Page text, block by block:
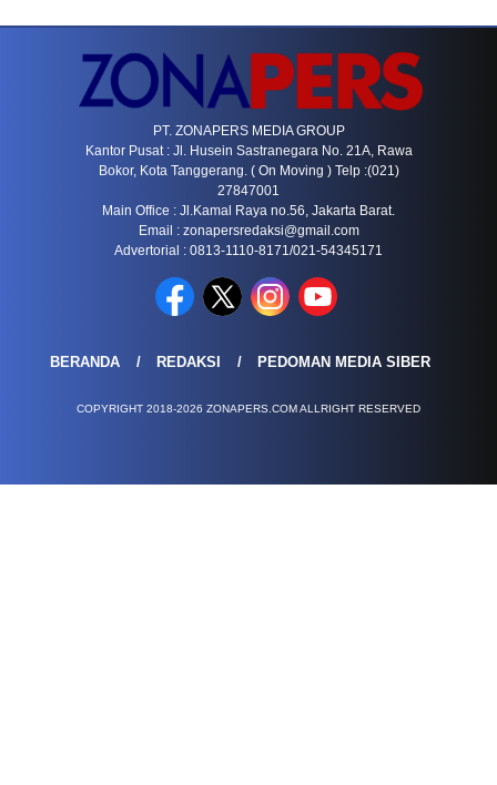
PT. ZONAPERS MEDIA GROUP
Kantor Pusat : Jl. Husein Sastranegara No. 21A, Rawa
Bokor, Kota Tanggerang. ( On Moving ) Telp :(021)
27847001
Main Office : Jl.Kamal Raya no.56, Jakarta Barat.
Email : zonapersredaksi@gmail.com
Advertorial : 0813-1110-8171/021-54345171
BERANDA REDAKSI PEDOMAN MEDIA SIBER
COPYRIGHT 2018-2026 ZONAPERS.COM ALLRIGHT RESERVED